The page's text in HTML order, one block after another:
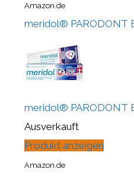
Amazon.de
meridol® PARODONT
meridol® PARODONT
Ausverkauft
Produkt anzeigen
Amazon.de